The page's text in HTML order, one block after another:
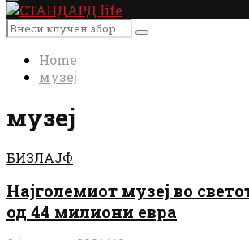
Primary
Menu
Search
for:
Search
Home
музеј
музеј
БИЗЛАЈФ
Најголемиот музеј во
од 44 милиони евра